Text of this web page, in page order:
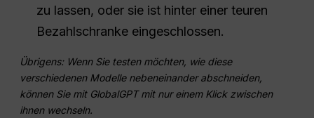
zu lassen, oder sie ist hinter einer teuren
Bezahlschranke eingeschlossen.
Übrigens: Wenn Sie testen möchten, wie diese
verschiedenen Modelle nebeneinander abschneiden,
können Sie mit GlobalGPT mit nur einem Klick zwischen
ihnen wechseln.